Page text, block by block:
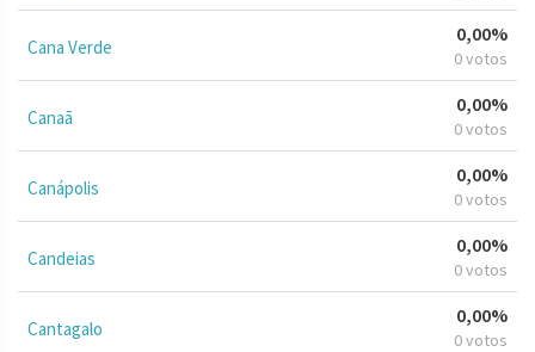
Cana Verde
0,00%
0 votos
Canaã
0,00%
0 votos
Canápolis
0,00%
0 votos
Candeias
0,00%
0 votos
Cantagalo
0,00%
0 votos